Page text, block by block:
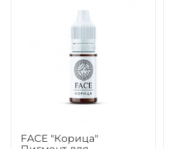
FACE "Корица"